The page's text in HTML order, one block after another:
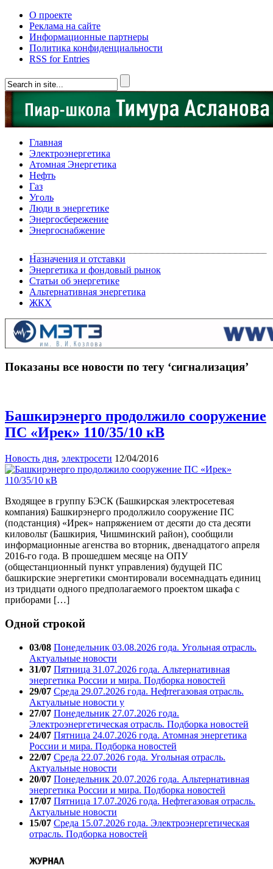
О проекте
Реклама на сайте
Информационные партнеры
Политика конфиденциальности
RSS for Entries
Главная
Электроэнергетика
Атомная Энергетика
Нефть
Газ
Уголь
Люди в энергетике
Энергосбережение
Энергоснабжение
Назначения и отставки
Энергетика и фондовый рынок
Статьи об энергетике
Альтернативная энергетика
ЖКХ
Показаны все новости по тегу ‘сигнализация’
Башкирэнерго продолжило сооружение
ПС «Ирек» 110/35/10 кВ
Новость дня, электросети 12/04/2016
Входящее в группу БЭСК (Башкирская электросетевая
компания) Башкирэнерго продолжило сооружение ПС
(подстанция) «Ирек» напряжением от десяти до ста десяти
киловольт (Башкирия, Чишминский район), сообщили
информационные агенства во вторник, двенадцатого апреля
2016-го года. В прошедшем месяце на ОПУ
(общестанционный пункт управления) будущей ПС
башкирские энергетики смонтировали восемнадцать единиц
из тридцати одного предполагаемого проектом шкафа с
приборами […]
Одной строкой
03/08 Понедельник 03.08.2026 года. Угольная отрасль.
Актуальные новости
31/07 Пятница 31.07.2026 года. Альтернативная
энергетика России и мира. Подборка новостей
29/07 Среда 29.07.2026 года. Нефтегазовая отрасль.
Актуальные новости у
27/07 Понедельник 27.07.2026 года.
Электроэнергетическая отрасль. Подборка новостей
24/07 Пятница 24.07.2026 года. Атомная энергетика
России и мира. Подборка новостей
22/07 Среда 22.07.2026 года. Угольная отрасль.
Актуальные новости
20/07 Понедельник 20.07.2026 года. Альтернативная
энергетика России и мира. Подборка новостей
17/07 Пятница 17.07.2026 года. Нефтегазовая отрасль.
Актуальные новости
15/07 Среда 15.07.2026 года. Электроэнергетическая
отрасль. Подборка новостей